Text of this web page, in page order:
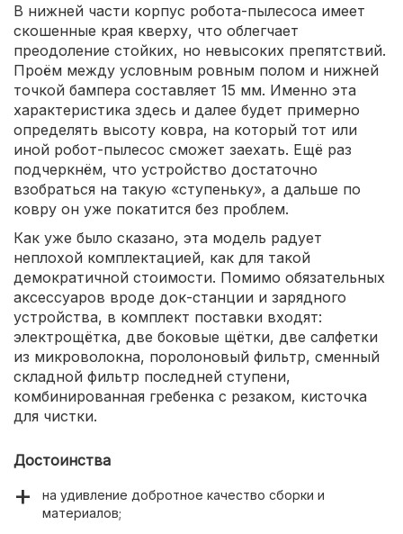
В нижней части корпус робота-пылесоса имеет
скошенные края кверху, что облегчает
преодоление стойких, но невысоких препятствий.
Проём между условным ровным полом и нижней
точкой бампера составляет 15 мм. Именно эта
характеристика здесь и далее будет примерно
определять высоту ковра, на который тот или
иной робот-пылесос сможет заехать. Ещё раз
подчеркнём, что устройство достаточно
взобраться на такую «ступеньку», а дальше по
ковру он уже покатится без проблем.
Как уже было сказано, эта модель радует
неплохой комплектацией, как для такой
демократичной стоимости. Помимо обязательных
аксессуаров вроде док-станции и зарядного
устройства, в комплект поставки входят:
электрощётка, две боковые щётки, две салфетки
из микроволокна, поролоновый фильтр, сменный
складной фильтр последней ступени,
комбинированная гребенка с резаком, кисточка
для чистки.
Достоинства
на удивление добротное качество сборки и
материалов;